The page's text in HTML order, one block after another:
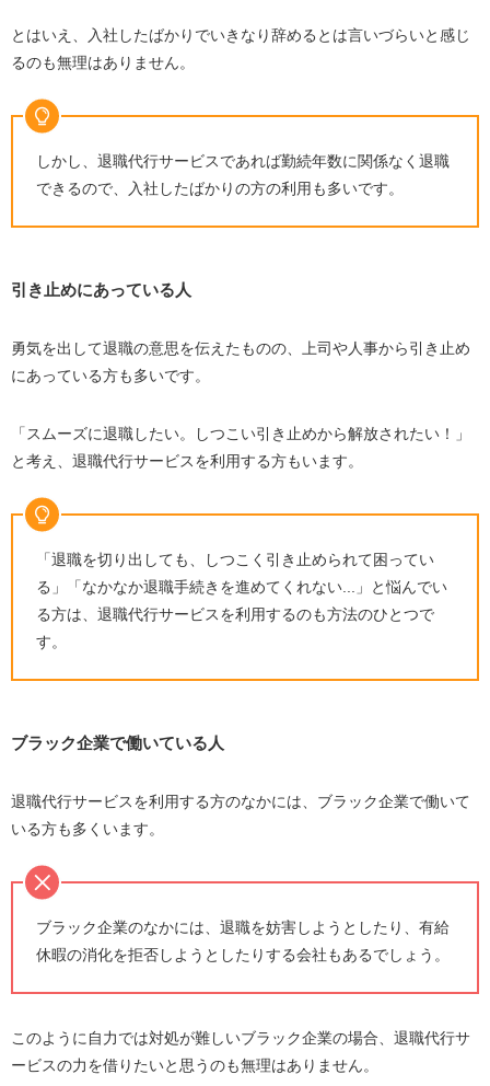
とはいえ、入社したばかりでいきなり辞めるとは言いづらいと感じ
るのも無理はありません。
しかし、退職代行サービスであれば勤続年数に関係なく退職
できるので、入社したばかりの方の利用も多いです。
引き止めにあっている人
勇気を出して退職の意思を伝えたものの、上司や人事から引き止め
にあっている方も多いです。
「スムーズに退職したい。しつこい引き止めから解放されたい！」
と考え、退職代行サービスを利用する方もいます。
「退職を切り出しても、しつこく引き止められて困ってい
る」「なかなか退職手続きを進めてくれない...」と悩んでい
る方は、退職代行サービスを利用するのも方法のひとつで
す。
ブラック企業で働いている人
退職代行サービスを利用する方のなかには、ブラック企業で働いて
いる方も多くいます。
ブラック企業のなかには、退職を妨害しようとしたり、有給
休暇の消化を拒否しようとしたりする会社もあるでしょう。
このように自力では対処が難しいブラック企業の場合、退職代行サ
ービスの力を借りたいと思うのも無理はありません。